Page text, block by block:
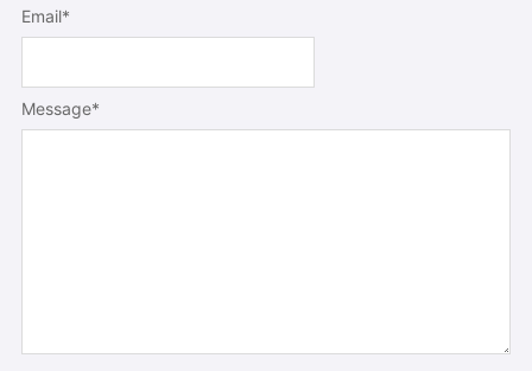
Message*
Email*